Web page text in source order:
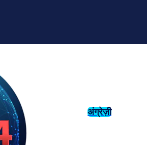
अंग्रेज़ी